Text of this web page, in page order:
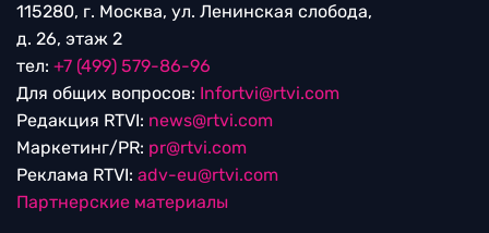
115280, г. Москва, ул. Ленинская слобода,
д. 26, этаж 2
тел: +7 (499) 579-86-96
Для общих вопросов: Infortvi@rtvi.com
Редакция RTVI: news@rtvi.com
Маркетинг/PR: pr@rtvi.com
Реклама RTVI: adv-eu@rtvi.com
Партнерские материалы